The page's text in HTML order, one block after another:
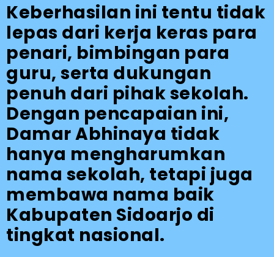
Keberhasilan ini tentu tidak
lepas dari kerja keras para
penari, bimbingan para
guru, serta dukungan
penuh dari pihak sekolah.
Dengan pencapaian ini,
Damar Abhinaya tidak
hanya mengharumkan
nama sekolah, tetapi juga
membawa nama baik
Kabupaten Sidoarjo di
tingkat nasional.